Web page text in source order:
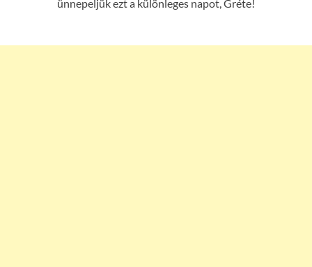
ünnepeljük ezt a különleges napot, Gréte!